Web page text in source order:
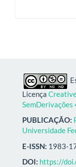
Licença
PUBLICAÇÃO:
Universidade
E-ISSN: 1983-
DOI: https://